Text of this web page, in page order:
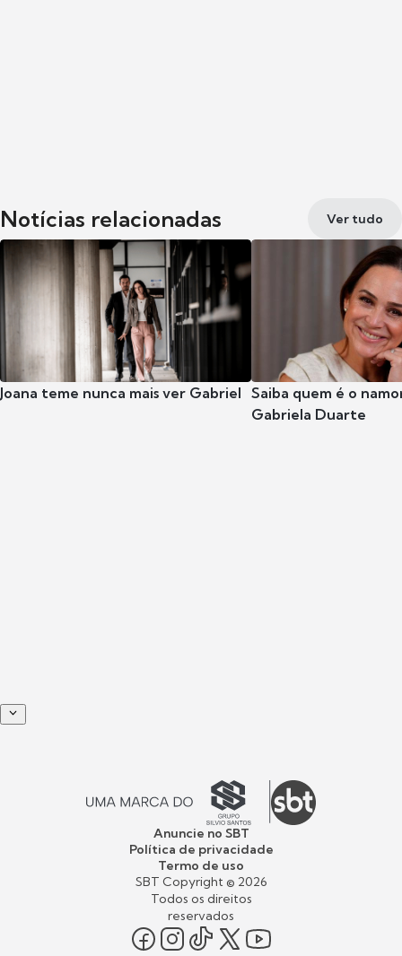
Notícias relacionadas Ver tudo
Joana teme nunca mais ver Gabriel Saiba quem é o
Gabriela Duarte
Anuncie no SBT
Política de privacidade
Termo de uso
SBT Copyright © 2026
Todos os direitos
reservados